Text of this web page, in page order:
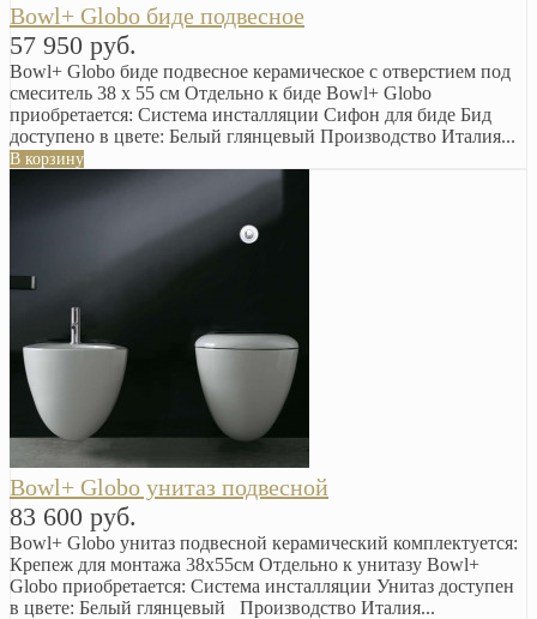
Bowl+ Globo биде подвесное
57 950 руб.
Bowl+ Globo биде подвесное керамическое с отверстием под
смеситель 38 x 55 см Отдельно к биде Bowl+ Globo
приобретается: Система инсталляции Сифон для биде Бид
доступено в цвете: Белый глянцевый Производство Италия...
В корзину
Bowl+ Globo унитаз подвесной
83 600 руб.
Bowl+ Globo унитаз подвесной керамический комплектуется:
Крепеж для монтажа 38х55см Отдельно к унитазу Bowl+
Globo приобретается: Система инсталляции Унитаз доступен
в цвете: Белый глянцевый Производство Италия...